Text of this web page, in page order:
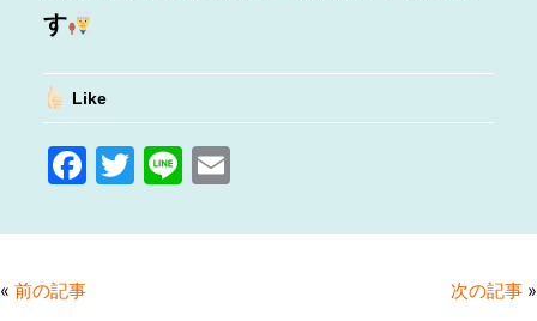
す
Like
F
c
e
T
itt
Li
e
E
ai
« 前の記事 次の記事 »